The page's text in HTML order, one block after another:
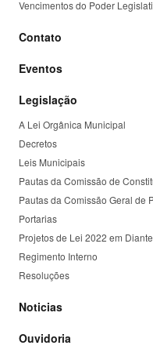
Vencimentos do Poder
Contato
Eventos
Legislação
A Lei Orgânica Municipal
Decretos
Leis Municipais
Pautas da Comissão de
Pautas da Comissão Geral de
Portarias
Projetos de Lei 2022 em Diante
Regimento Interno
Resoluções
Noticias
Ouvidoria